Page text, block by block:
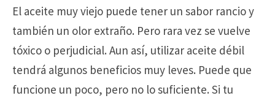
El aceite muy viejo puede tener un sabor rancio y
también un olor extraño. Pero rara vez se vuelve
tóxico o perjudicial. Aun así, utilizar aceite débil
tendrá algunos beneficios muy leves. Puede que
funcione un poco, pero no lo suficiente. Si tu